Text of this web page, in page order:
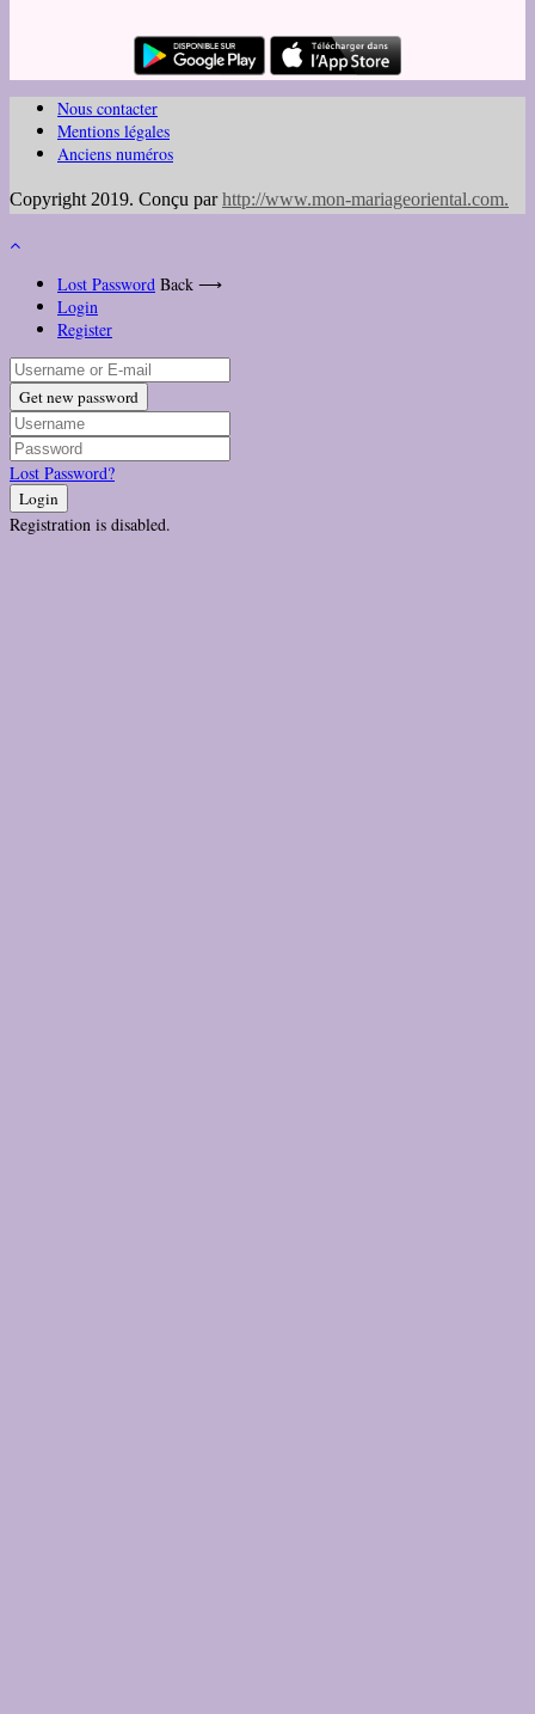
Nous contacter
Mentions légales
Anciens numéros
Copyright 2019. Conçu parhttp://www.mon-mariageoriental.com.
Lost Password Back ⟶
Login
Register
Get new password
Lost Password?
Login
Registration is disabled.